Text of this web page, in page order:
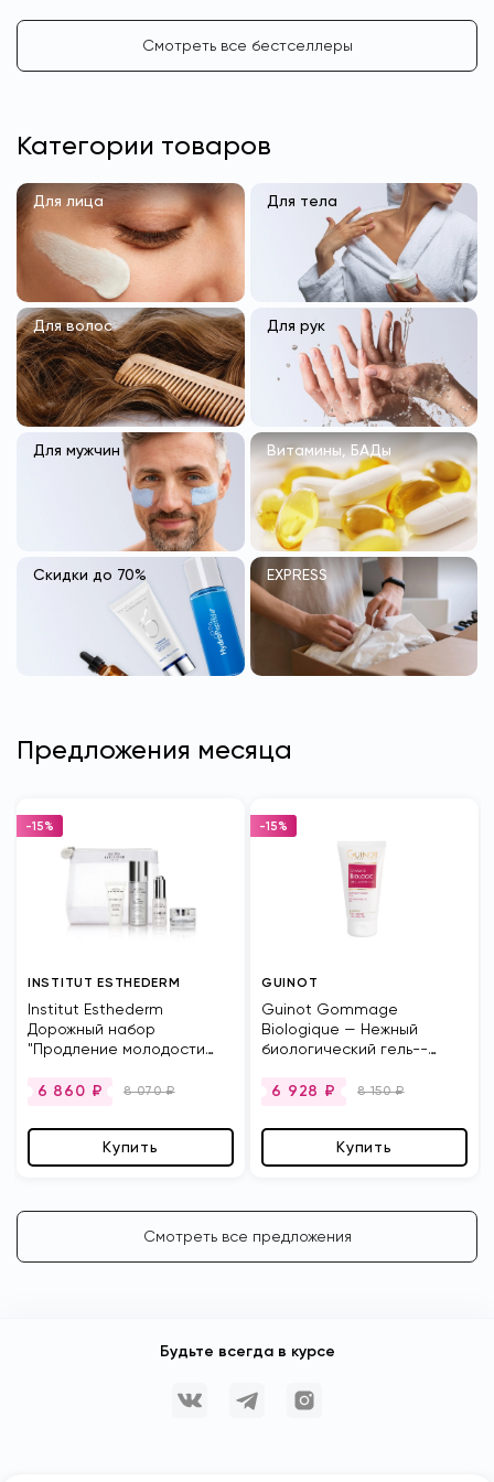
Смотреть все бестселлеры
Категории товаров
Для лица Для тела
Для волос Для рук
Для мужчин Витамины, БАДы
Скидки до 70% EXPRESS
Предложения месяца
-15%
INSTITUT ESTHEDERM
Institut Esthederm
Дорожный набор
"Продление молодости
6 860 ₽ 8 070₽
Купить
-15%
GUINOT
Guinot Gommage
Biologique — Нежный
биологический гель-­
6 928 ₽ 8 150₽
Купить
Смотреть все предложения
Будьте всегда в курсе